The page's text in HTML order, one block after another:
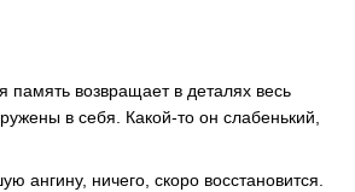
возвращает в деталях весь
в себя. Какой-то он слабенький,
ангину, ничего, скоро восстановится.